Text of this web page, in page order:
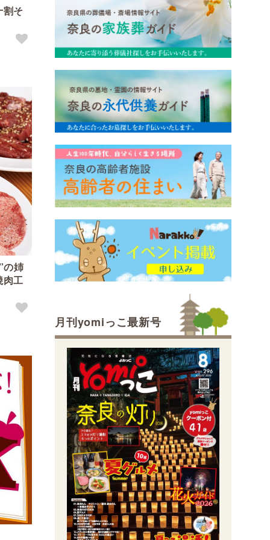
割そ
の姉
工
月刊yomiっこ最新号